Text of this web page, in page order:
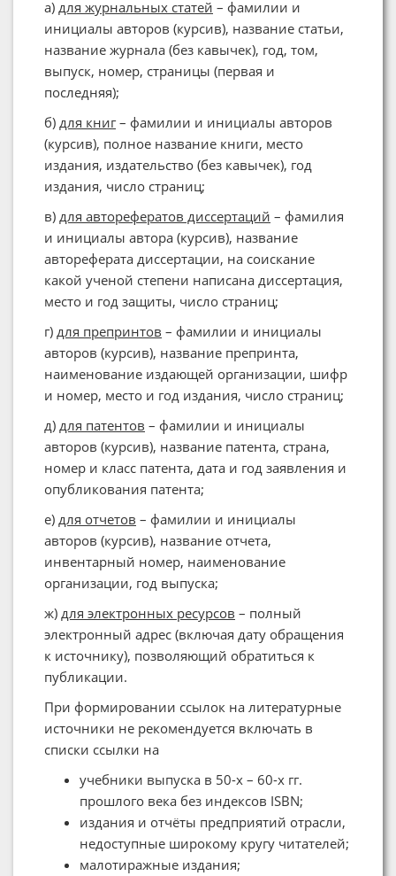
а) для журнальных статей – фамилии и
инициалы авторов (курсив), название статьи,
название журнала (без кавычек), год, том,
выпуск, номер, страницы (первая и
последняя);
б) для книг– фамилии и инициалы авторов
(курсив), полное название книги, место
издания, издательство (без кавычек), год
издания, число страниц;
в) для авторефератов диссертаций – фамилия
и инициалы автора (курсив), название
автореферата диссертации, на соискание
какой ученой степени написана диссертация,
место и год защиты, число страниц;
г) для препринтов – фамилии и инициалы
авторов (курсив), название препринта,
наименование издающей организации, шифр
и номер, место и год издания, число страниц;
д) для патентов – фамилии и инициалы
авторов (курсив), название патента, страна,
номер и класс патента, дата и год заявления и
опубликования патента;
е) для отчетов – фамилии и инициалы
авторов (курсив), название отчета,
инвентарный номер, наименование
организации, год выпуска;
ж) для электронных ресурсов – полный
электронный адрес (включая дату обращения
к источнику), позволяющий обратиться к
публикации.
При формировании ссылок на литературные
источники не рекомендуется включать в
списки ссылки на
учебники выпуска в 50-х – 60-х гг.
прошлого века без индексов ISBN;
издания и отчёты предприятий отрасли,
недоступные широкому кругу читателей;
малотиражные издания;